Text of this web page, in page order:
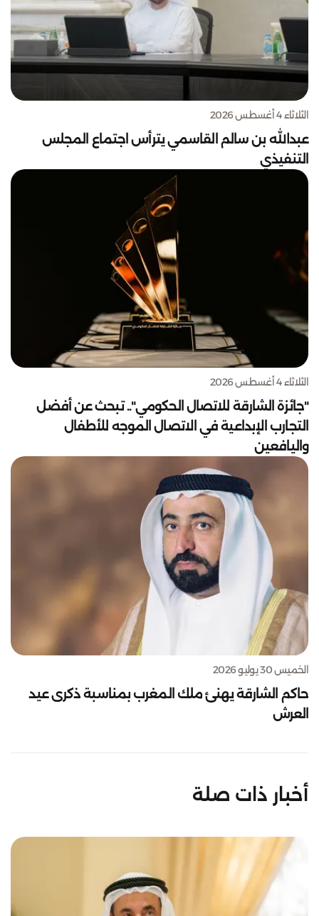
الثلاثاء 4 أغسطس 2026
عبدالله بن سالم القاسمي يترأس اجتماع المجلس
التنفيذي
الثلاثاء 4 أغسطس 2026
"جائزة الشارقة للاتصال الحكومي".. تبحث عن أفضل
التجارب الإبداعية في الاتصال الموجه للأطفال
واليافعين
الخميس 30 يوليو 2026
حاكم الشارقة يهنئ ملك المغرب بمناسبة ذكرى عيد
العرش
أخبار ذات صلة